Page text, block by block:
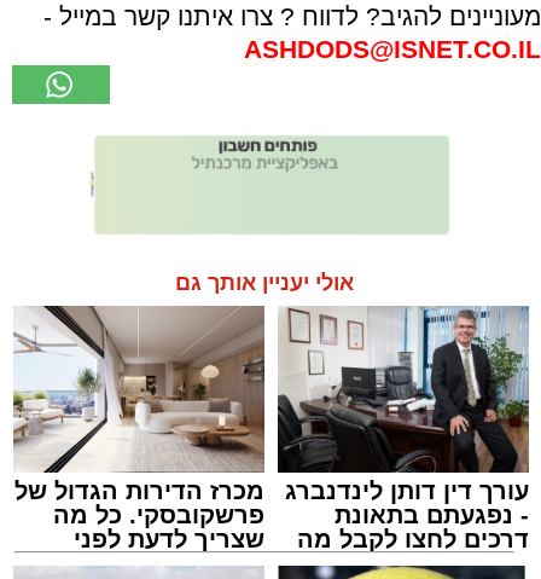
מעוניינים להגיב? לדווח ? צרו איתנו קשר במייל -
ASHDODS@ISNET.CO.IL
אולי יעניין אותך גם
עורך דין דותן לינדנברג
- נפגעתם בתאונת
דרכים לחצו לקבל מה
שמגיע לכם
מכרז הדירות הגדול של
פרשקובסקי. כל מה
שצריך לדעת לפני
שמגישים הצעה לדירה